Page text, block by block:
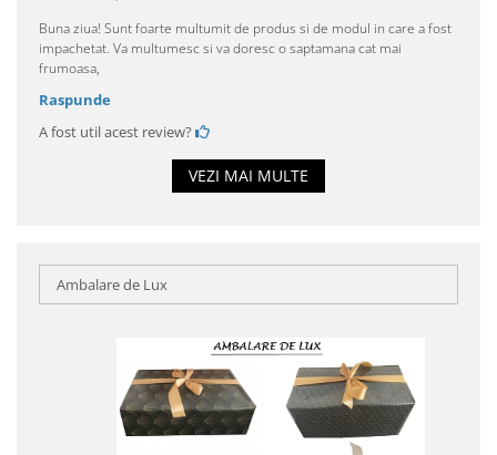
Buna ziua! Sunt foarte multumit de produs si de modul in care a fost
impachetat. Va multumesc si va doresc o saptamana cat mai
frumoasa,
Raspunde
A fost util acest review?
VEZI MAI MULTE
Ambalare de Lux